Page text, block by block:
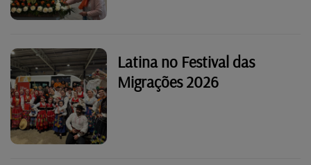
Latina no Festival das
Migrações 2026